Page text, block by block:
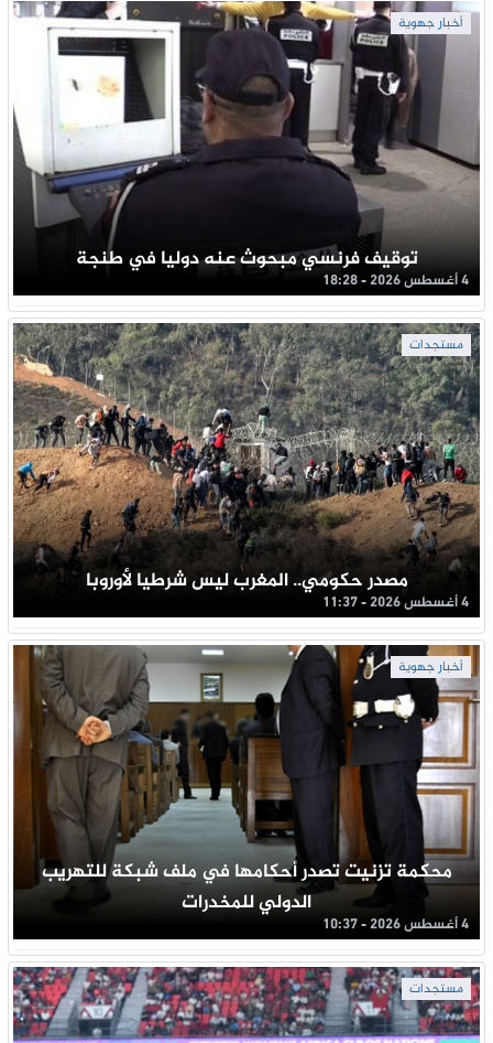
أخبار جهوية
توقيف فرنسي مبحوث عنه دوليا في طنجة
4 أغسطس 2026 - 18:28
مستجدات
مصدر حكومي.. المغرب ليس شرطيا لأوروبا
4 أغسطس 2026 - 11:37
أخبار جهوية
محكمة تزنيت تصدر أحكامها في ملف شبكة للتهريب
الدولي للمخدرات
4 أغسطس 2026 - 10:37
مستجدات